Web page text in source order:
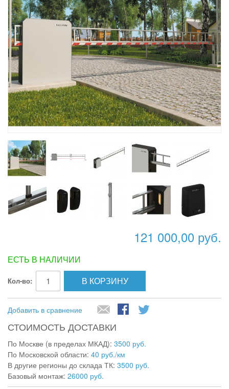
121 000,00 руб.
ЕСТЬ В НАЛИЧИИ
Кол-во: В КОРЗИНУ
Добавить в сравнение
СТОИМОСТЬ ДОСТАВКИ
По Москве (в пределах МКАД): 3500 руб.
По Московской области: 40 руб./км
В другие регионы до склада ТК: 3500 руб.
Базовый монтаж: 26000 руб.